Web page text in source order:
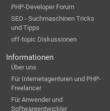
PHP-Developer Forum
SEO - Suchmaschinen Tricks
und Tipps
off-topic Diskussionen
Informationen
Über uns
Für Internetagenturen und PHP-
Freelancer
Für Anwender und
Softwareentwickler